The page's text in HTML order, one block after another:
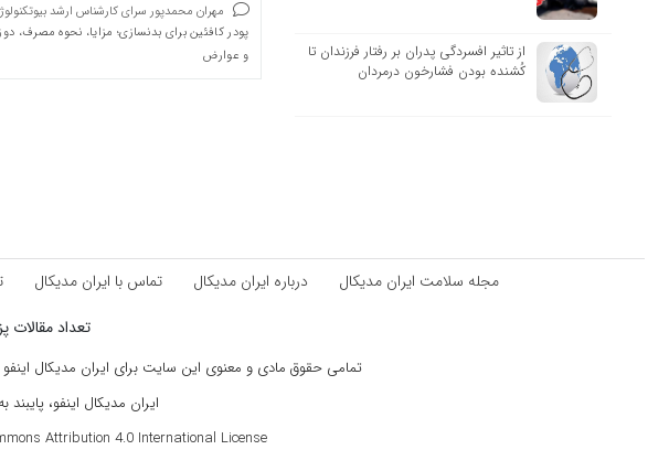
از تاثیر افسردگی پدران بر رفتار فرزندان تا
کُشنده بودن فشارخون درمردان
مهران محمدپور سرای کارشناس ارشد
پودر کافئین برای بدنسازی؛ مزایا، نحوه مصرف،
و عوارض
مجله سلامت ایران مدیکال درباره ایران مدیکال تماس با ایران مدیکال
تعداد مقالات
تمامی حقوق مادی و معنوی این سایت برای ایران مدیکال اینفو
ایران مدیکال اینفو،
Attribution 4.0 International License ©️